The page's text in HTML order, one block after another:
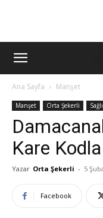
Ana Sayfa Manşet
Manşet Orta Şekerli
Kare
Yazar Orta Şekerli - 5
Facebook